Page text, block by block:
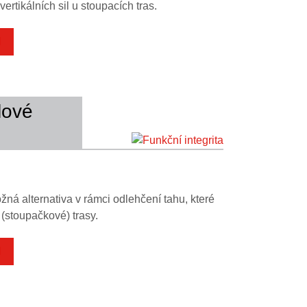
sil u stoupacích tras.
ARK-229831
ARK-229832
ARK-229834
alternativa v rámci odlehčení tahu, které
trasy.